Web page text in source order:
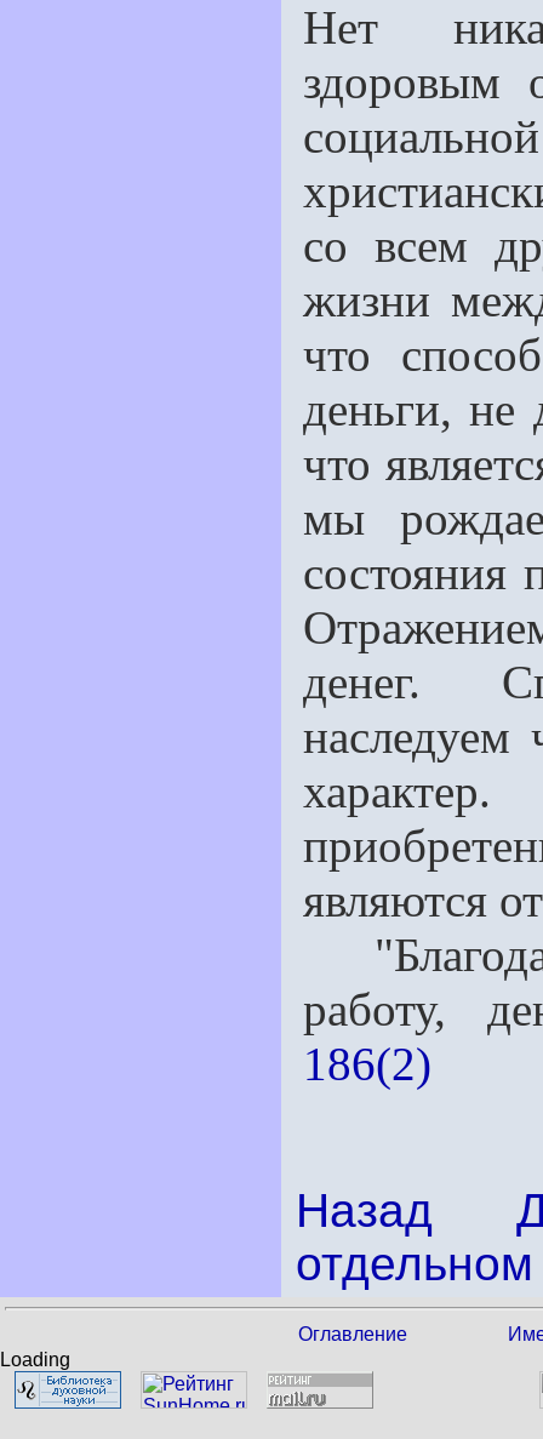
Нет
здоровым
со всем
жизни
что
деньги, не
что
мы
денег.
наследуем
являются
работу,
186(2)
Назад
Оглавление
Loading